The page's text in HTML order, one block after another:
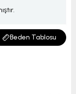
Beden Tablosu